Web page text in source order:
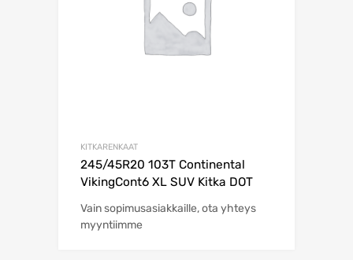
KITKARENKAAT
245/45R20 103T Continental
VikingCont6 XL SUV Kitka DOT
Vain sopimusasiakkaille, ota yhteys
myyntiimme